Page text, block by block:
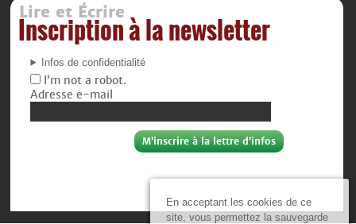
En acceptant les cookies de ce
site, vous permettez la sauvegarde
Lire et Écrire
Inscription à la newsletter
Infos de confidentialité
I’m not a robot.
Adresse e-mail